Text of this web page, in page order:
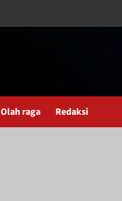
Olah raga Redaksi